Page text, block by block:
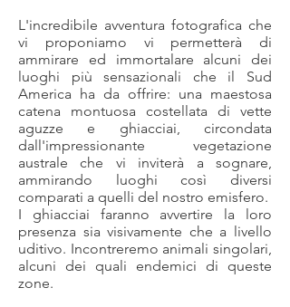
L'incredibile avventura fotografica che
vi proponiamo vi permetterà di
ammirare ed immortalare alcuni dei
luoghi più sensazionali che il Sud
America ha da offrire: una maestosa
catena montuosa costellata di vette
aguzze e ghiacciai, circondata
dall'impressionante vegetazione
australe che vi inviterà a sognare,
ammirando luoghi così diversi
comparati a quelli del nostro emisfero.
I ghiacciai faranno avvertire la loro
presenza sia visivamente che a livello
uditivo. Incontreremo animali singolari,
alcuni dei quali endemici di queste
zone.